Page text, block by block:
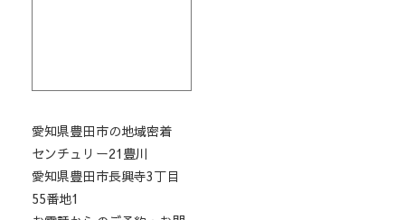
愛知県豊田市の地域密着
センチュリー21豊川
愛知県豊田市長興寺3丁目
55番地1